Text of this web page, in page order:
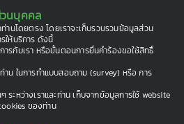
นบุคคล
านโดยตรง โดยเราจะเก็บรวบรวมข้อมูลส่วน
ให้บริการ ดังนี้
ารกับเรา หรือขั้นตอนการยื่นคำร้องขอใช้สิทธิ์
าน ในการทำแบบสอบถาม (survey) หรือ การ
ระหว่างเราและท่าน เก็บจากข้อมูลการใช้ website
ของท่าน